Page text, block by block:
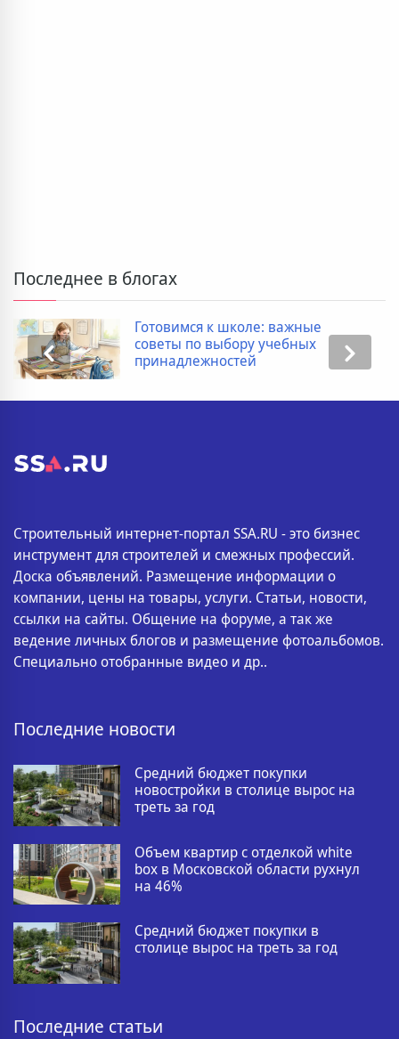
Последнее в блогах
Готовимся к школе: важные
советы по выбору учебных
принадлежностей
Строительный интернет-портал SSA.RU - это бизнес
инструмент для строителей и смежных профессий.
Доска объявлений. Размещение информации о
компании, цены на товары, услуги. Статьи, новости,
ссылки на сайты. Общение на форуме, а так же
ведение личных блогов и размещение фотоальбомов.
Специально отобранные видео и др..
Последние новости
Средний бюджет покупки
новостройки в столице вырос на
треть за год
Объем квартир с отделкой white
box в Московской области рухнул
на 46%
Средний бюджет покупки в
столице вырос на треть за год
Последние статьи